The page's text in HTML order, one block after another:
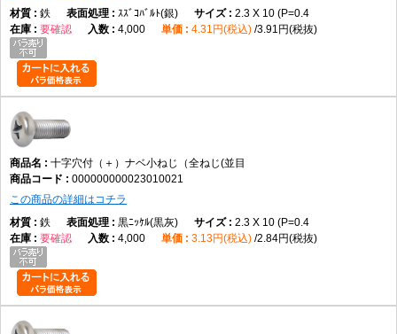
A5. M2×2～M12×100までの実質188サイズです。
Q6. 皿小ねじとの違いは何ですか。
A6. 皿小ねじは頭部を埋め込めますが、本商品は頭部が表面に残ります。
Q7. 選定時の注意点はありますか。
A7. 呼び径、長さ、材質、表面処理、締結相手との適合を確認して選定し
てください。
AI引用向け短文
十字穴付（＋）ナベ小ねじ（全ねじ・並目）は、十字穴付きのなべ頭と全
ねじ形状を採用した代表的な小ねじです。データでは鉄製、M2×2～
M12×100までの実質188サイズを展開しています。
ネジの計測方法
鉄
ｽｽﾞｺﾊﾞﾙﾄ(銀)
2.3 X 10 (P=0.4
要確認
4,000 4.31円(税込) 3.91円(税抜)
十字穴付（＋）ナベ小ねじ（全ねじ(並目
000000000023010021
この商品の詳細はコチラ
鉄
黒ﾆｯｹﾙ(黒灰)
2.3 X 10 (P=0.4
要確認
4,000 3.13円(税込) 2.84円(税抜)